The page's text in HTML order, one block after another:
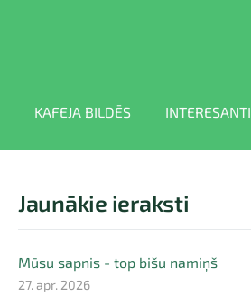
KAFEJA BILDĒS INTERESANTI
Jaunākie ieraksti
Mūsu sapnis - top bišu namiņš
27. apr. 2026